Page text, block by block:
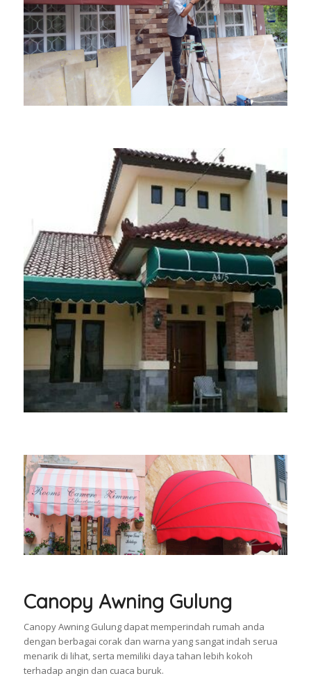
Canopy Awning Gulung
Canopy Awning Gulung dapat memperindah rumah anda
dengan berbagai corak dan warna yang sangat indah serua
menarik di lihat, serta memiliki daya tahan lebih kokoh
terhadap angin dan cuaca buruk.